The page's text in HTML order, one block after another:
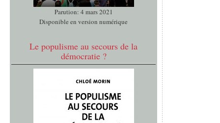
Parution: 4 mars 2021
Disponible en version numérique
Le populisme au secours de la
démocratie ?